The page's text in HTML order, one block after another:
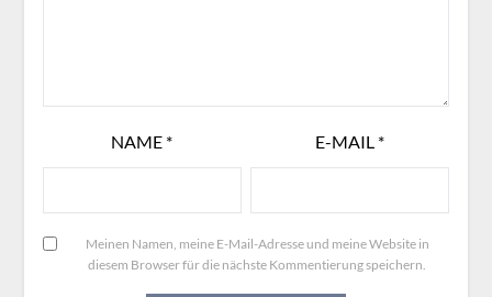
NAME * E-MAIL *
Meinen Namen, meine E-Mail-Adresse und meine Website in
diesem Browser für die nächste Kommentierung speichern.